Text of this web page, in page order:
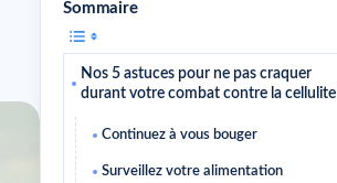
Sommaire
Nos 5 astuces pour ne pas craquer
durant votre combat contre la cellulite
Continuez à vous bouger
Surveillez votre alimentation